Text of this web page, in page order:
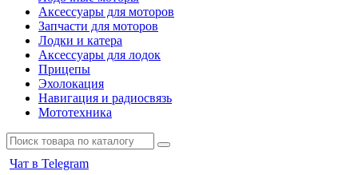
Аксессуары для моторов
Запчасти для моторов
Лодки и катера
Аксессуары для лодок
Прицепы
Эхолокация
Навигация и радиосвязь
Мототехника
Чат в Telegram